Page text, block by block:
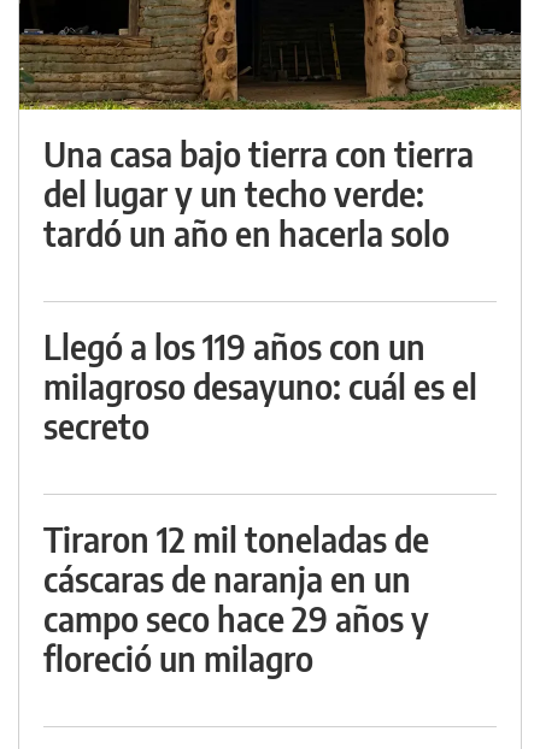
Una casa bajo tierra con tierra
del lugar y un techo verde:
tardó un año en hacerla solo
Llegó a los 119 años con un
milagroso desayuno: cuál es el
secreto
Tiraron 12 mil toneladas de
cáscaras de naranja en un
campo seco hace 29 años y
floreció un milagro